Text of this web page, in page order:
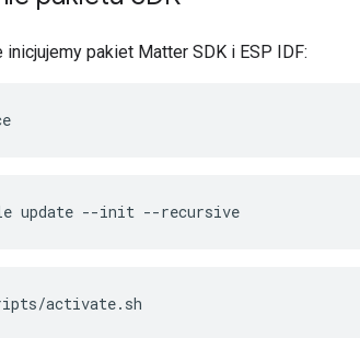
inicjujemy pakiet Matter SDK i ESP IDF:
update --init --recursive
activate.sh